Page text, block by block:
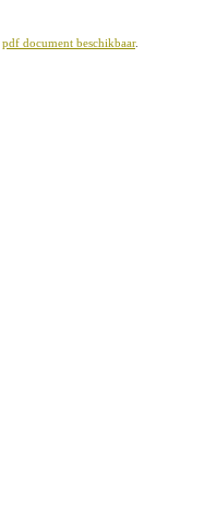
pdf document beschikbaar.